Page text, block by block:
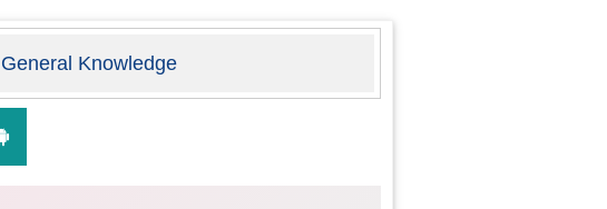
General Knowledge